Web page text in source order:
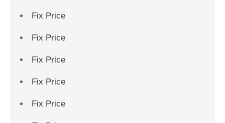
Fix Price
Fix Price
Fix Price
Fix Price
Fix Price